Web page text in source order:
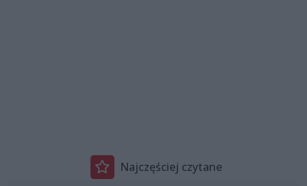
Najczęściej czytane